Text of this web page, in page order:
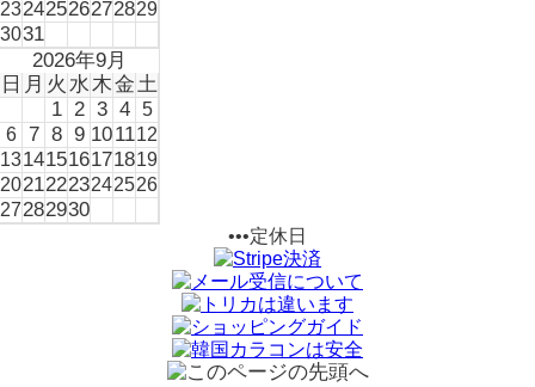
23242526272829
3031
2026年9月
日 月 火 水木金土
1 2 3 4
5
6
7 8 9 101112
13141516171819
20212223242526
27282930
•••定休日